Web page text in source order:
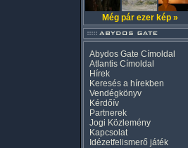
Még pár ezer kép »
Abydos Gate Címoldal
Atlantis Címoldal
Hírek
Keresés a hírekben
Vendégkönyv
Kérdőív
Partnerek
Jogi Közlemény
Kapcsolat
Idézetfelismerő játék